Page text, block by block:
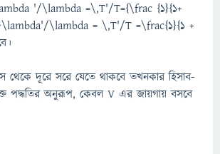
'/\lambda =\,T'/T={\frac {1}{1+
\lambda = \,T'/T =\frac{1}{1 +
থেকে দূরে সরে যেতে থাকবে তখনকার হিসাব-
পদ্ধতির অনুরূপ, কেবল V এর জায়গায় বসবে